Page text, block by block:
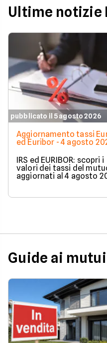
Ultime notizie
pubblicato il 5 agosto 2026
Aggiornamento tassi
ed Euribor - 4 agosto
IRS ed EURIBOR: scopri i
valori dei tassi del
aggiornati al 4 agosto
Guide ai mutui